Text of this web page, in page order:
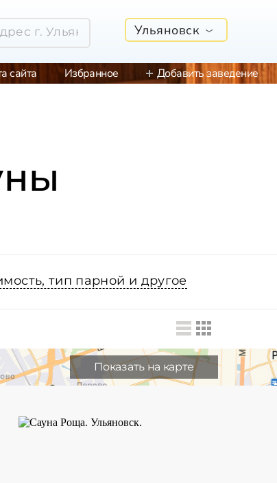
Ульяновск
сайта Избранное Добавить заведение
тип парной и другое
Показать на карте